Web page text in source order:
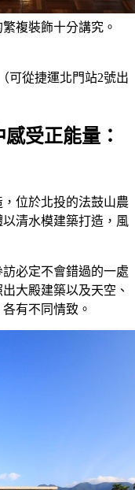
複裝飾十分講究。
可從捷運北門站2號出
受正能量：
位於北投的法鼓山農
清水模建築打造，風
必定不會錯過的一處
大殿建築以及天空、
有不同情致。